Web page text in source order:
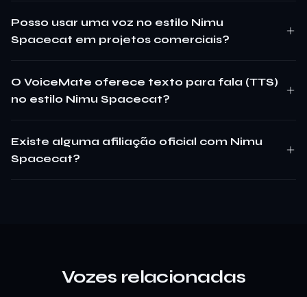
Posso usar uma voz no estilo Nimu
Spacecat em projetos comerciais?
O VoiceMate oferece texto para fala (TTS)
no estilo Nimu Spacecat?
Existe alguma afiliação oficial com Nimu
Spacecat?
Vozes relacionadas